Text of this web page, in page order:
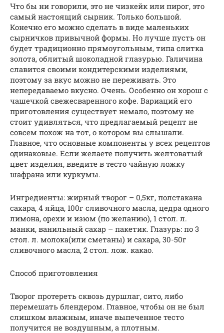
Что бы ни говорили, это не чизкейк или пирог, это
самый настоящий сырник. Только большой.
Конечно его можно сделать в виде маленьких
сырничков привычной формы. Но лучше пусть он
будет традиционно прямоугольным, типа слитка
золота, облитый шоколадной глазурью. Галичина
славится своими кондитерскими изделиями,
поэтому за вкус можно не переживать. Это
непередаваемо вкусно. Очень. Особенно он хорош с
чашечкой свежесваренного кофе. Вариаций его
приготовления существует немало, поэтому не
стоит удивляться, что предлагаемый рецепт не
совсем похож на тот, о котором вы слышали.
Главное, что основные компоненты у всех рецептов
одинаковые. Если желаете получить желтоватый
цвет изделия, введите в тесто чайную ложку
шафрана или куркумы.
Ингредиенты: жирный творог – 0,5кг, полстакана
сахара, 4 яйца, 100г сливочного масла, цедра одного
лимона, орехи и изюм (по желанию), 1 стол. л.
манки, ванильный сахар – пакетик. Глазурь: по 3
стол. л. молока(или сметаны) и сахара, 30-50г
сливочного масла, 2 стол. лож. какао.
Способ приготовления
Творог протереть сквозь дуршлаг, сито, либо
перемешать блендером. Главное, чтобы он не был
слишком влажным, иначе выпеченное тесто
получится не воздушным, а плотным.